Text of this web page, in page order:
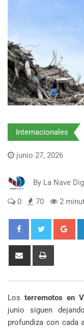
Internacionales
junio 27, 2026
By La Nave
0 70 2
Share
Los terremotos en
junio siguen
profundiza con cada